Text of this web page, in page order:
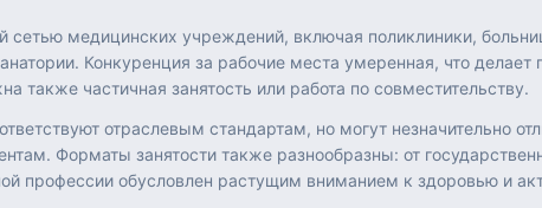
сетью медицинских учреждений, включая поликлиники,
Конкуренция за рабочие места умеренная, что
частичная занятость или работа по совместительству.
отраслевым стандартам, но могут незначительно
Форматы занятости также разнообразны: от
профессии обусловлен растущим вниманием к здоровью и